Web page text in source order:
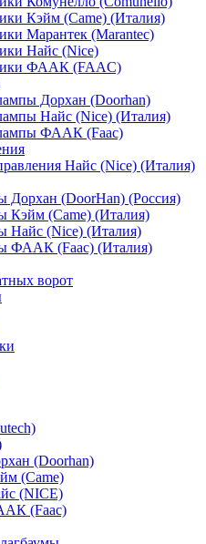
Кэйм (Came) (Италия)
Марантек (Marantec)
Найс (Nice)
ФААК (FAAC)
Дорхан (Doorhan)
Найс (Nice) (Италия)
ФААК (Faac)
Найс (Nice) (Италия)
Дорхан (DoorHan) (Россия)
Кэйм (Came) (Италия)
Найс (Nice) (Италия)
ФААК (Faac) (Италия)
ворот
(Doorhan)
(Came)
(NICE)
(Faac)